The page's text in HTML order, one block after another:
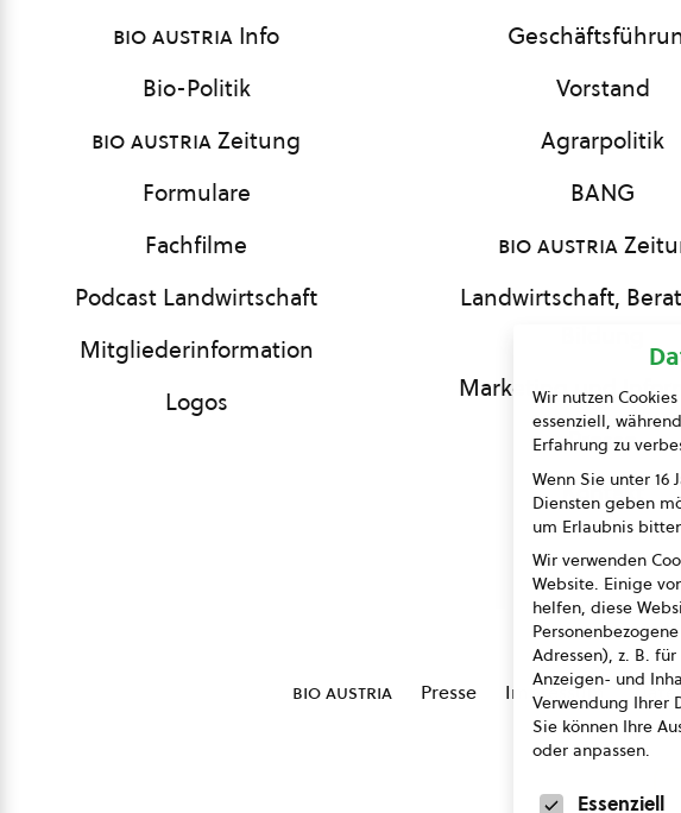
bio austria Info
Bio-Politik
bio austriaZeitung
Formulare
Fachfilme
Podcast Landwirtschaft
Mitgliederinformation
Logos
Vorstand
Agrarpolitik
BANG
bio austria
Landwirtschaft,
Marketing und
Presse
Kontakt
bio austria Presse Impressum
Wir nutzen
essenziell,
Erfahrung zu
Wenn Sie unter
Diensten geben
um Erlaubnis
Wir verwenden
Website. Einige
helfen, diese
Adressen), z. B.
Anzeigen- und
Verwendung Ihrer
Sie können Ihre
oder anpassen.
Essenziell